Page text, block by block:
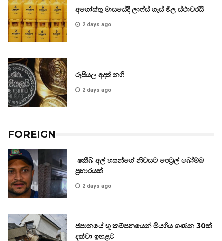
අගෝස්තු මාසයේදී ලාෆ්ස් ගෑස් මිල ස්ථාවරයි
2 days ago
රුපියල අදත් නගී
2 days ago
FOREIGN
ෂකීබ් අල් හසන්ගේ නිවසට පෙට්‍රල් බෝම්බ
ප්‍රහාරයක්
2 days ago
ජපානයේ භූ කම්පනයෙන් මියගිය ගණන 30ක්
දක්වා ඉහළට